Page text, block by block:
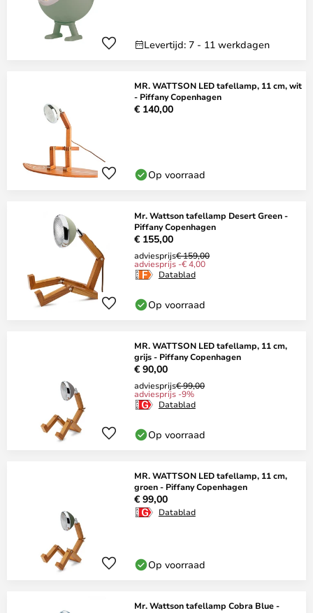
Levertijd: 7 - 11 werkdagen
MR. WATTSON LED tafellamp, 11 cm, wit
- Piffany Copenhagen
€ 140,00
Op voorraad
Mr. Wattson tafellamp Desert Green -
Piffany Copenhagen
€ 155,00
adviesprijs€ 159,00
adviesprijs -€ 4,00
Datablad
Op voorraad
MR. WATTSON LED tafellamp, 11 cm,
grijs - Piffany Copenhagen
€ 90,00
adviesprijs€ 99,00
adviesprijs -9%
Datablad
Op voorraad
MR. WATTSON LED tafellamp, 11 cm,
groen - Piffany Copenhagen
€ 99,00
Datablad
Op voorraad
Mr. Wattson tafellamp Cobra Blue -